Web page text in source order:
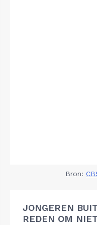
Bron:
JONGEREN
REDEN OM